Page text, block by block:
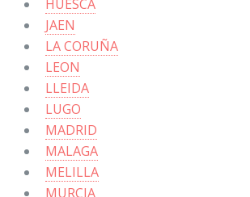
HUESCA
JAEN
LA CORUÑA
LEON
LLEIDA
LUGO
MADRID
MALAGA
MELILLA
MURCIA